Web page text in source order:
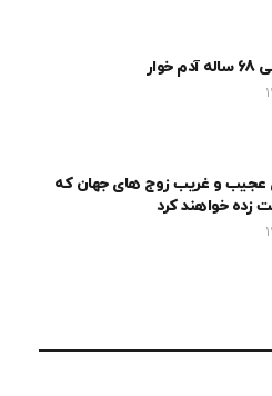
عجیب و غریب زوج های جهان که
زده خواهند کرد